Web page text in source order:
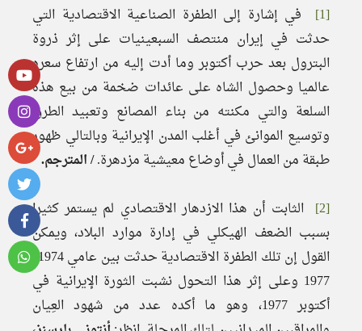
[1]
في إشارة إلى الطفرة الصناعية الاقتصادية التي
حدثت في إيران منتصف السبعينيات على إثر ذروة
البترول بعد حرب أكتوبر وما أدت إليه من ارتفاع سعره
عالميا وحصول الشاه على عائدات ضخمة من بيع هذه
السلعة والتي مكنته من بناء المصانع وتعبيد الطرق
وتوسيع الموانئ في أغلب المدن الإيرانية وبالتالي ظهور
طبقة من العمال في أوضاع معيشية مزدهرة./ المترجم.
[2]
الثابت أن هذا الازدهار الاقتصادي لم يستمر كثيرا
بسبب الضعف الهيكلي في إدارة موارد البلاد، ويمكن
1977 وعلى إثر هذا التحول نشبت الثورة الإيرانية في
أكتوبر 1977، وهو ما أكده عدد من شهود العِيان